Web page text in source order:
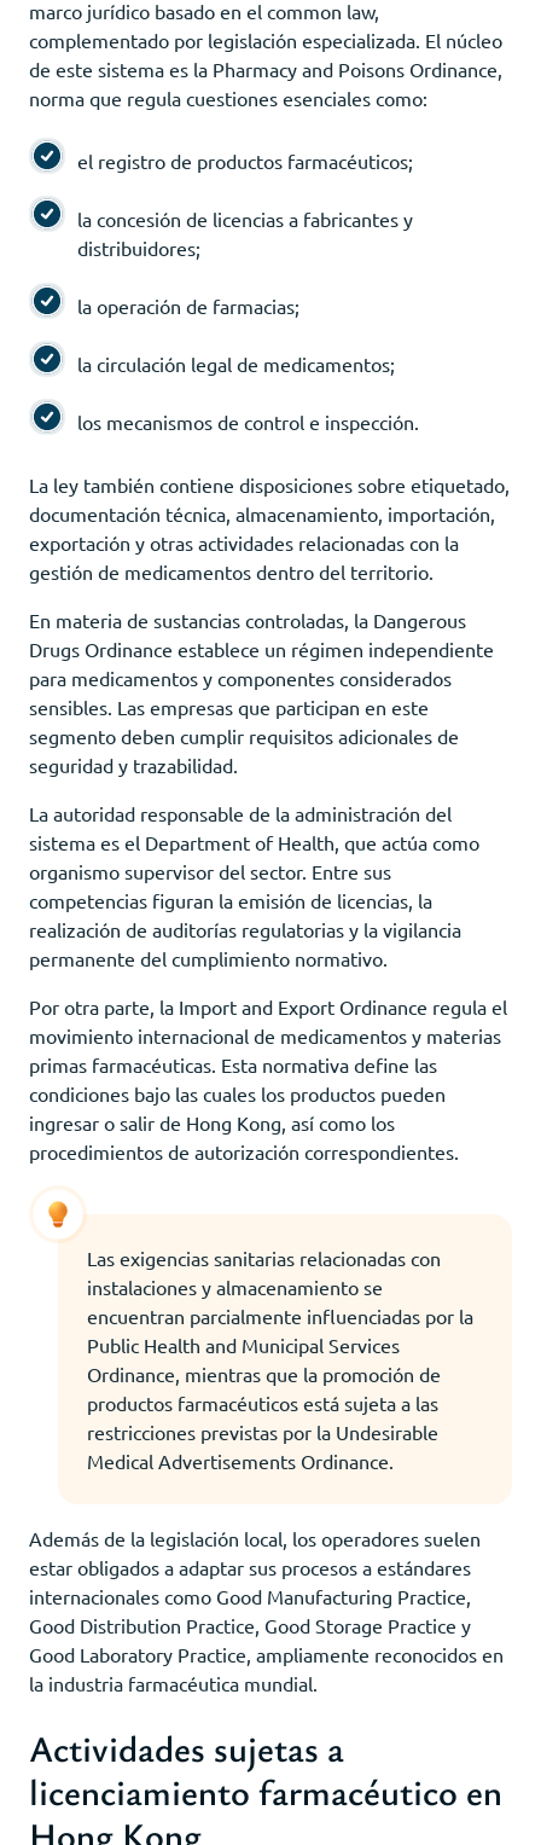
marco jurídico basado en el common law,
complementado por legislación especializada. El núcleo
de este sistema es la Pharmacy and Poisons Ordinance,
norma que regula cuestiones esenciales como:
el registro de productos farmacéuticos;
la concesión de licencias a fabricantes y
distribuidores;
la operación de farmacias;
la circulación legal de medicamentos;
los mecanismos de control e inspección.
La ley también contiene disposiciones sobre etiquetado,
documentación técnica, almacenamiento, importación,
exportación y otras actividades relacionadas con la
gestión de medicamentos dentro del territorio.
En materia de sustancias controladas, la Dangerous
Drugs Ordinance establece un régimen independiente
para medicamentos y componentes considerados
sensibles. Las empresas que participan en este
segmento deben cumplir requisitos adicionales de
seguridad y trazabilidad.
La autoridad responsable de la administración del
sistema es el Department of Health, que actúa como
organismo supervisor del sector. Entre sus
competencias figuran la emisión de licencias, la
realización de auditorías regulatorias y la vigilancia
permanente del cumplimiento normativo.
Por otra parte, la Import and Export Ordinance regula el
movimiento internacional de medicamentos y materias
primas farmacéuticas. Esta normativa define las
condiciones bajo las cuales los productos pueden
ingresar o salir de Hong Kong, así como los
procedimientos de autorización correspondientes.
Las exigencias sanitarias relacionadas con
instalaciones y almacenamiento se
encuentran parcialmente influenciadas por la
Public Health and Municipal Services
Ordinance, mientras que la promoción de
productos farmacéuticos está sujeta a las
restricciones previstas por la Undesirable
Medical Advertisements Ordinance.
Además de la legislación local, los operadores suelen
estar obligados a adaptar sus procesos a estándares
internacionales como Good Manufacturing Practice,
Good Distribution Practice, Good Storage Practice y
Good Laboratory Practice, ampliamente reconocidos en
la industria farmacéutica mundial.
Actividades sujetas a
licenciamiento farmacéutico en
Hong Kong